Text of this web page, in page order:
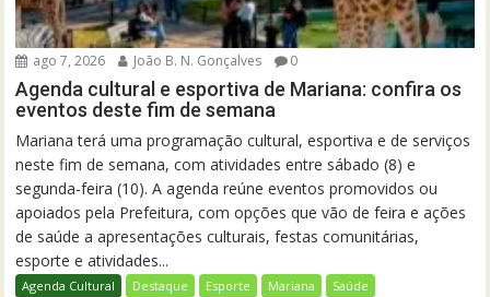
ago 7, 2026 João B. N. Gonçalves 0
Agenda cultural e esportiva de Mariana: confira os
eventos deste fim de semana
Mariana terá uma programação cultural, esportiva e de serviços
neste fim de semana, com atividades entre sábado (8) e
segunda-feira (10). A agenda reúne eventos promovidos ou
apoiados pela Prefeitura, com opções que vão de feira e ações
de saúde a apresentações culturais, festas comunitárias,
esporte e atividades...
Agenda Cultural Destaque Esporte Mariana Saúde